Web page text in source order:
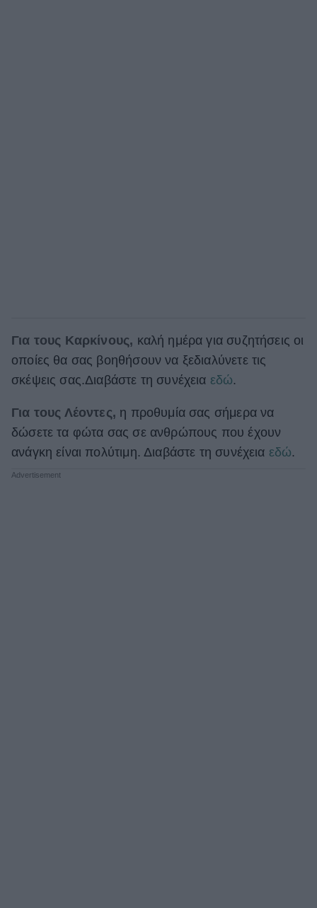
Για τους Καρκίνους, καλή ημέρα για συζητήσεις οι
οποίες θα σας βοηθήσουν να ξεδιαλύνετε τις
σκέψεις σας.Διαβάστε τη συνέχεια εδώ.
Για τους Λέοντες, η προθυμία σας σήμερα να
δώσετε τα φώτα σας σε ανθρώπους που έχουν
ανάγκη είναι πολύτιμη. Διαβάστε τη συνέχεια εδώ.